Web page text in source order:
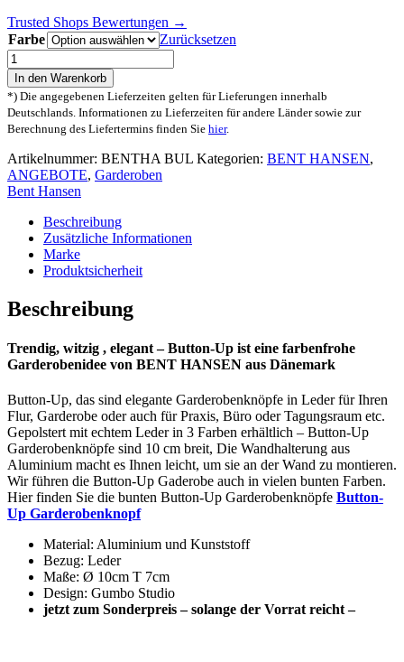
Trusted Shops Bewertungen →
Farbe
Zurücksetzen
BENT
HANSEN
Button-
Up
Garderobenknopf
Leder
Menge
In den Warenkorb
*) Die angegebenen Lieferzeiten gelten für Lieferungen innerhalb
Deutschlands. Informationen zu Lieferzeiten für andere Länder sowie zur
Berechnung des Liefertermins finden Sie hier.
Artikelnummer: BENTHA BUL Kategorien: BENT HANSEN,
ANGEBOTE, Garderoben
Bent Hansen
Beschreibung
Zusätzliche Informationen
Marke
Produktsicherheit
Beschreibung
Trendig, witzig , elegant – Button-Up ist eine farbenfrohe
Garderobenidee von BENT HANSEN aus Dänemark
Button-Up, das sind elegante Garderobenknöpfe in Leder für Ihren
Flur, Garderobe oder auch für Praxis, Büro oder Tagungsraum etc.
Gepolstert mit echtem Leder in 3 Farben erhältlich – Button-Up
Garderobenknöpfe sind 10 cm breit, Die Wandhalterung aus
Aluminium macht es Ihnen leicht, um sie an der Wand zu montieren.
Wir führen die Button-Up Gaderobe auch in vielen bunten Farben.
Hier finden Sie die bunten Button-Up Garderobenknöpfe Button-
Up Garderobenknopf
Material: Aluminium und Kunststoff
Bezug: Leder
Maße: Ø 10cm T 7cm
Design: Gumbo Studio
jetzt zum Sonderpreis – solange der Vorrat reicht –